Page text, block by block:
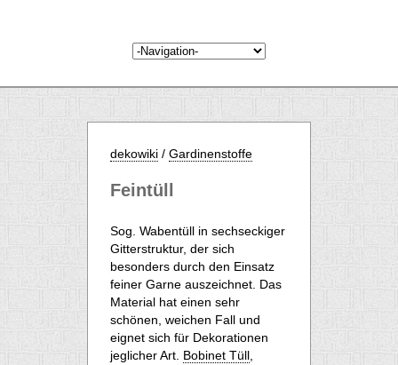
dekowiki / Gardinenstoffe
Feintüll
Sog. Wabentüll in sechseckiger
Gitterstruktur, der sich
besonders durch den Einsatz
feiner Garne auszeichnet. Das
Material hat einen sehr
schönen, weichen Fall und
eignet sich für Dekorationen
jeglicher Art. Bobinet Tüll